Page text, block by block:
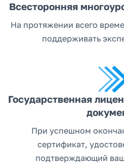
Всесторонняя
На протяжении всего
поддерживать
Государственная
При успешном
сертификат,
подтверждающий